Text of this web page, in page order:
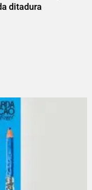
ditadura